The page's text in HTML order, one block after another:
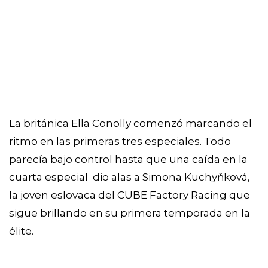
La británica Ella Conolly comenzó marcando el
ritmo en las primeras tres especiales. Todo
parecía bajo control hasta que una caída en la
cuarta especial dio alas a Simona Kuchyňková,
la joven eslovaca del CUBE Factory Racing que
sigue brillando en su primera temporada en la
élite.